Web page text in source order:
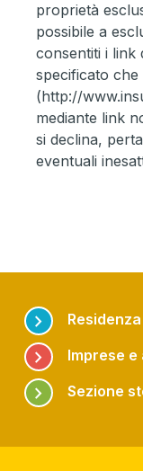
proprietà
possibile a
consentiti i link
specificato
(http://
mediante link
si declina,
eventuali
chevron_right
chevron_right Imprese e
chevron_right Sezione